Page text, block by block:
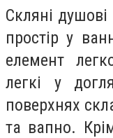
Скляні
простір у
елемент
легкі у
поверхнях
та вапно.